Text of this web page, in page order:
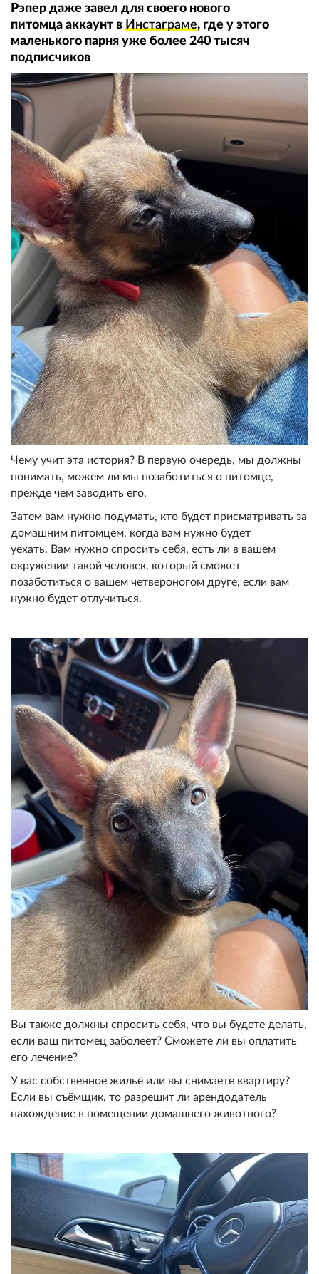
Рэпер даже завел для своего нового
питомца аккаунт в Инстаграме, где у этого
маленького парня уже более 240 тысяч
подписчиков
Чему учит эта история? В первую очередь, мы должны
понимать, можем ли мы позаботиться о питомце,
прежде чем заводить его.
Затем вам нужно подумать, кто будет присматривать за
домашним питомцем, когда вам нужно будет
уехать. Вам нужно спросить себя, есть ли в вашем
окружении такой человек, который сможет
позаботиться о вашем четвероногом друге, если вам
нужно будет отлучиться.
Вы также должны спросить себя, что вы будете делать,
если ваш питомец заболеет? Сможете ли вы оплатить
его лечение?
У вас собственное жильё или вы снимаете квартиру?
Если вы съёмщик, то разрешит ли арендодатель
нахождение в помещении домашнего животного?